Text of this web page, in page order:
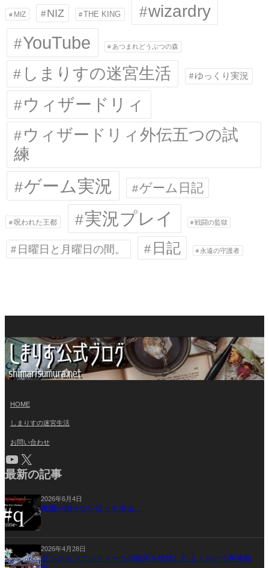
MIZ NIZ THE KING
wizardry
YouTube
あつまれどうぶつの森
しまりすの迷宮生活 ゆっくり実況
ウィザードリィ
ウィザードリィ外伝五つの試
練
ゲーム実況 ゲーム日記
呪われた王都 実況プレイ 戦闘の監獄
日曜日と月曜日の間。 日記 永遠の守護者
HOME
しまりすの迷宮生活
お問い合わせ
YouTube X
最新の記事
2026年6月4日
睡魔が倒せない日々を送る。
2026年4月28日
ダンジョンアンティーカの動画を投稿したよ！という事後報